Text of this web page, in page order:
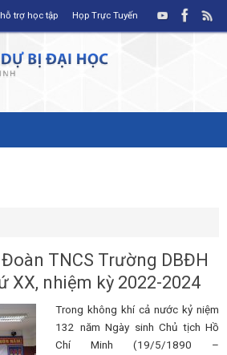
trợ học tập Họp Trực Tuyến
TNCS Trường DBĐH
XX, nhiệm kỳ 2022-2024
Trong không khí cả nước kỷ niệm
132 năm Ngày sinh Chủ tịch Hồ
Chí Minh (19/5/1890 –